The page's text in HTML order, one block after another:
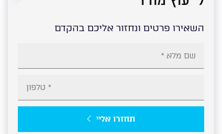
השאירו פרטים ונחזור אליכם בהקדם
תחזרו אליי